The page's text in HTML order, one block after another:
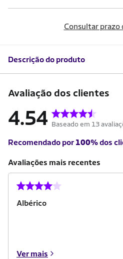
Consultar prazo
Descrição do produto
Avaliação dos clientes
4.54 Baseado em 13
Recomendado por 100%dos
Avaliações mais recentes
Albérico
Ver mais